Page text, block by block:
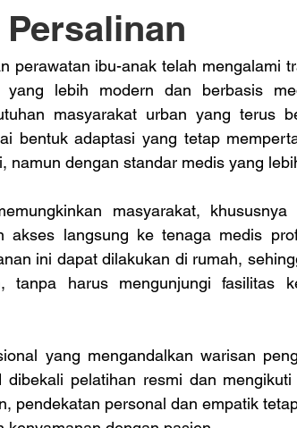
perawatan ibu-anak telah mengalami
yang lebih modern dan berbasis
masyarakat urban yang terus
bentuk adaptasi yang tetap
namun dengan standar medis yang
masyarakat,
akses langsung ke tenaga medis
ini dapat dilakukan di rumah,
tanpa harus mengunjungi fasilitas
yang mengandalkan warisan
pelatihan resmi dan
pendekatan personal dan empatik